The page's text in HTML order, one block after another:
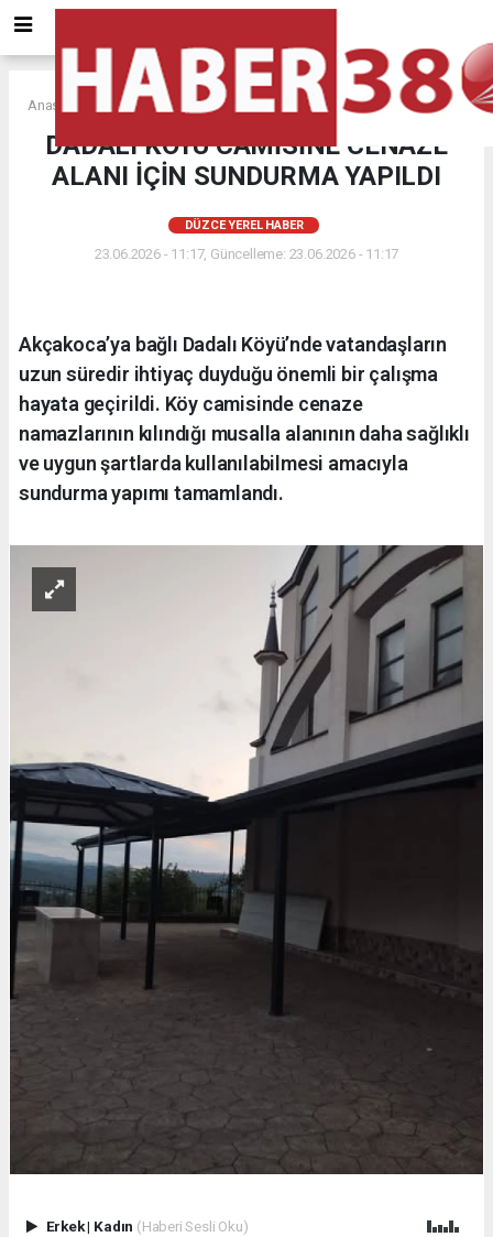
Anasayfa DÜZCE YEREL HABER
DADALI KÖYÜ CAMİSİNE CENAZE
ALANI İÇİN SUNDURMA YAPILDI
DÜZCE YEREL HABER
23.06.2026 - 11:17, Güncelleme: 23.06.2026 - 11:17
Akçakoca’ya bağlı Dadalı Köyü’nde vatandaşların
uzun süredir ihtiyaç duyduğu önemli bir çalışma
hayata geçirildi. Köy camisinde cenaze
namazlarının kılındığı musalla alanının daha sağlıklı
ve uygun şartlarda kullanılabilmesi amacıyla
sundurma yapımı tamamlandı.
Erkek| Kadın (Haberi Sesli Oku)